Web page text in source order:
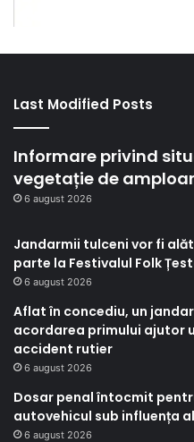
Last Modified Posts
Informare privind
vegetație de
6 august 2026
Jandarmii tulceni vor fi
parte la Festivalul Folk
6 august 2026
Aflat în concediu, un
acordarea primului ajutor
accident rutier
6 august 2026
Dosar penal întocmit
autovehicul sub influența
6 august 2026